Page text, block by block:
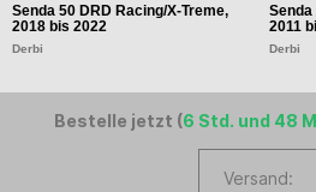
Senda 50 DRD Racing/X-Treme,
2018 bis 2022
Derbi
Senda
2011
Derbi
Bestelle jetzt (6 Std. und 48
Versand: